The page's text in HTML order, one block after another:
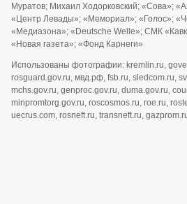
Муратов; Михаил Ходорковский; «Сова»;
«Центр Левады»; «Мемориал»; «Голос»;
«Медиазона»; «Deutsche Welle»; СМК
«Новая газета»; «Фонд Карнеги»
Использованы фотографии: kremlin.ru,
rosguard.gov.ru, мвд.рф, fsb.ru, sledcom.ru,
mchs.gov.ru, genproc.gov.ru, duma.gov.ru,
minpromtorg.gov.ru, roscosmos.ru, roe.ru,
uecrus.com, rosneft.ru, transneft.ru,